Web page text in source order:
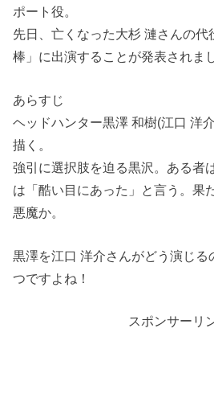
ポート役。
先日、亡くなった大杉 漣さんの代
棒」に出演することが発表されま
あらすじ
ヘッドハンター黒澤 和樹(江口 洋
描く。
強引に選択肢を迫る黒沢。ある者
は「酷い目にあった」と言う。果
悪魔か。
黒澤を江口 洋介さんがどう演じる
つですよね！
スポンサーリ